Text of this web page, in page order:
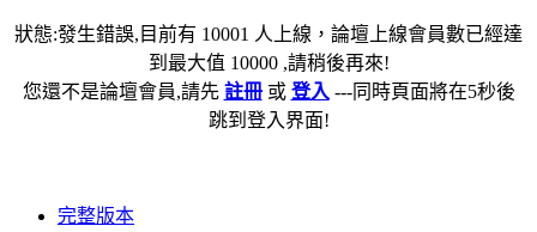
狀態:發生錯誤,目前有 10001 人上線，論壇上線會員數已經達
到最大值 10000 ,請稍後再來!
您還不是論壇會員,請先 註冊或 登入 ---同時頁面將在5秒後
跳到登入界面!
完整版本